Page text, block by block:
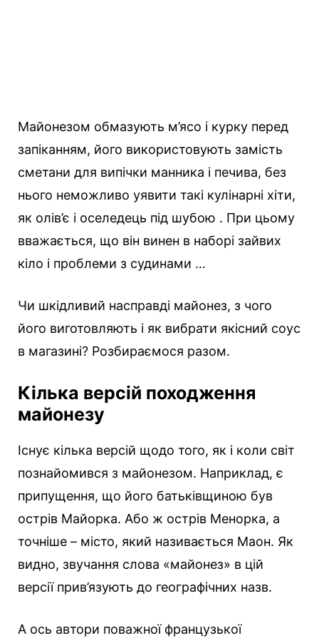
Майонезом обмазують м’ясо і курку перед
запіканням, його використовують замість
сметани для випічки манника і печива, без
нього неможливо уявити такі кулінарні хіти,
як олів’є і оселедець під шубою . При цьому
вважається, що він винен в наборі зайвих
кіло і проблеми з судинами …
Чи шкідливий насправді майонез, з чого
його виготовляють і як вибрати якісний соус
в магазині? Розбираємося разом.
Кілька версій походження
майонезу
Існує кілька версій щодо того, як і коли світ
познайомився з майонезом. Наприклад, є
припущення, що його батьківщиною був
острів Майорка. Або ж острів Менорка, а
точніше – місто, який називається Маон. Як
видно, звучання слова «майонез» в цій
версії прив’язують до географічних назв.
А ось автори поважної французької